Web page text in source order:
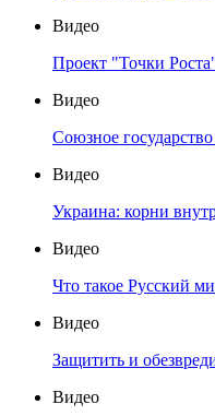
Видео
Проект "Точки
Видео
Союзное
Видео
Украина: корни
Видео
Что такое Русский
Видео
Защитить и
Видео